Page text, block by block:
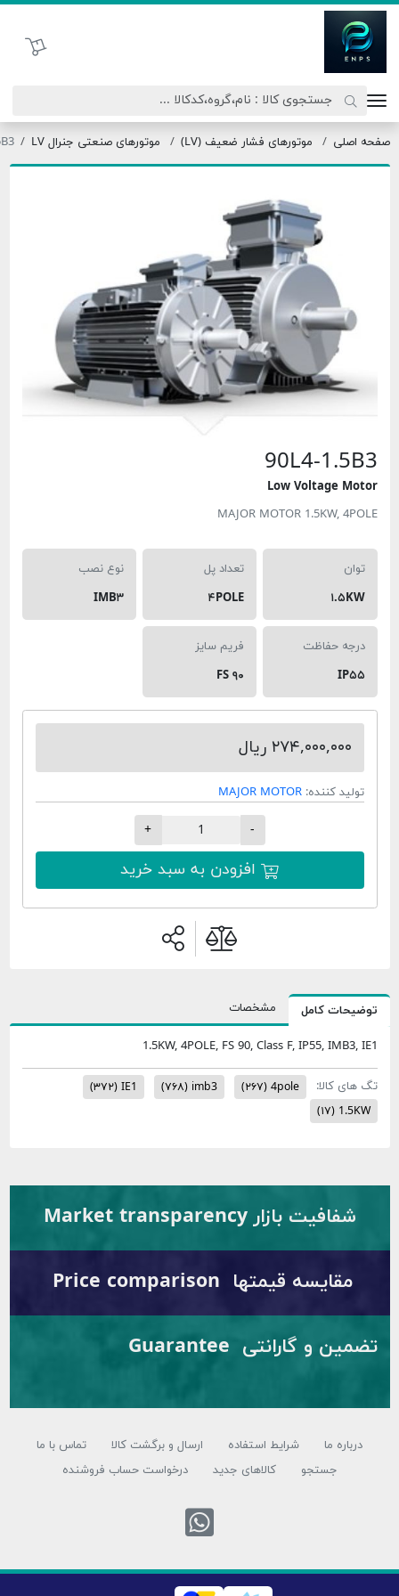
اتحاد نیروی پیشگام صنعت
موتورهای فشار ضعیف (LV) موتورهای صنعتی جنرال LV 90L4-1.5B3
90L4-
Low Voltage
MAJOR MOTOR 1.5KW,
نوع نصب
حفاظت
فریم سایز
۲۷۴,۰۰۰,۰۰۰ ریال
کننده: MAJOR MOTOR
افزودن به سبد خرید
کامل مشخصات
1.5KW, 4POLE, FS 90, Class F, IP55,
کالا: 4pole (۲۶۷) imb3 (۷۶۸) IE1
(۳۷۲)
(۱۷)
شفافیت بازار Market transparency
مقایسه قیمتها Price comparison
تضمین و گارانتی Guarantee
شرایط استفاده ارسال و برگشت کالا
تماس با ما
کالاهای جدید درخواست حساب فروشنده
تماس با واتس اپ